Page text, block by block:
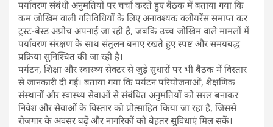
पर्यावरण संबंधी अनुमतियों पर चर्चा करते हुए बैठक में बताया गया कि
कम जोखिम वाली गतिविधियों के लिए अनावश्यक क्लीयरेंस समाप्त कर
ट्रस्ट-बेस्ड अप्रोच अपनाई जा रही है, जबकि उच्च जोखिम वाले मामलों में
पर्यावरण संरक्षण के साथ संतुलन बनाए रखते हुए स्पष्ट और समयबद्ध
प्रक्रिया सुनिश्चित की जा रही है।
पर्यटन, शिक्षा और स्वास्थ्य सेक्टर से जुड़े सुधारों पर भी बैठक में विस्तार
से जानकारी दी गई। बताया गया कि पर्यटन परियोजनाओं, शैक्षणिक
संस्थानों और स्वास्थ्य सेवाओं से संबंधित अनुमतियों को सरल बनाकर
निवेश और सेवाओं के विस्तार को प्रोत्साहित किया जा रहा है, जिससे
रोजगार के अवसर बढ़ें और नागरिकों को बेहतर सुविधाएं मिल सकें।